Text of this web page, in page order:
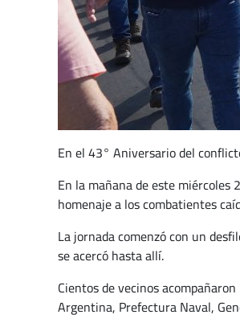
En el 43° Aniversario del
En la mañana de este miércoles
homenaje a los combatientes
La jornada comenzó con un
se acercó hasta allí.
Cientos de vecinos
Argentina, Prefectura Naval,